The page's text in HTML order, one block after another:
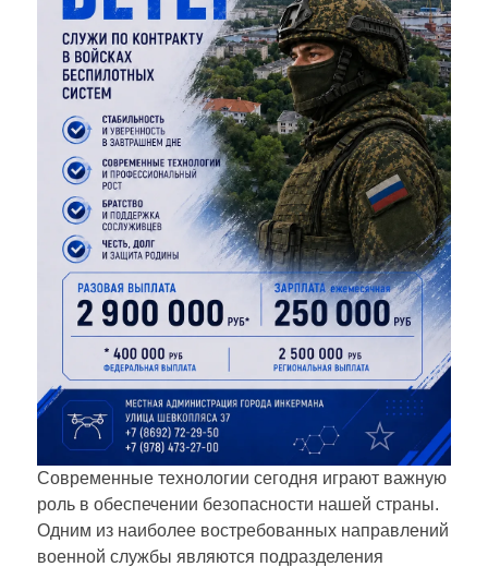
Современные технологии сегодня играют важную
роль в обеспечении безопасности нашей страны.
Одним из наиболее востребованных направлений
военной службы являются подразделения